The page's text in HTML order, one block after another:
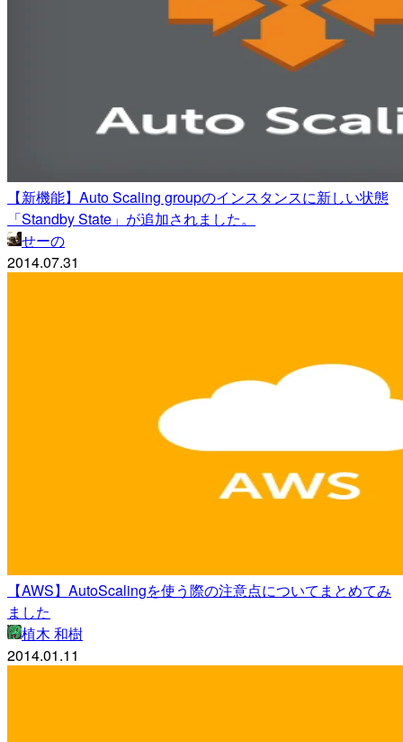
【新機能】Auto Scaling groupのインスタンスに新しい状態
「Standby State」が追加されました。
せーの
2014.07.31
【AWS】AutoScalingを使う際の注意点についてまとめてみ
ました
植木 和樹
2014.01.11